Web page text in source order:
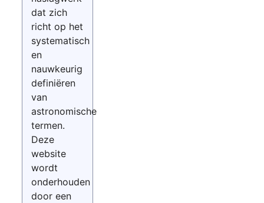
dat zich
richt op het
systematisch
en
nauwkeurig
definiëren
van
astronomische
termen.
Deze
website
wordt
onderhouden
door een